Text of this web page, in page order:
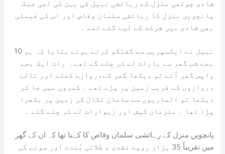
شادی چوتھی منزل کے رہائشی نبیل کی بہن کی تھی جبکہ
پانچویں منزل کا رہائشی سلمان وقاص اور اس کی فیملی
بھی شادی میں شرکت کے لیے گئے تھے ۔
نبیل نے ایکسپریس سے گفتگو کرتے ہوئے بتایا کہ ہم 10
بجے شب گھر سے بارات لے کر چلے گے تھے۔ رات ایک بجے
واپس گھر آئے تو دیکھا گھر کےدروازے کھلے اور تالے
دروازوں کے قریب زمین پر پڑے تھے ۔ کمروں میں جا کر
دیکھا تو الماریوں سے سامان نکال کر زمین پر بکھرا
پڑا تھا ۔ ملزمان کیش اور زیوارات لے کر چلے گئے ۔
پانچویں منزل کے رہائشی سلمان وقاص کا کہنا تھا کہ ان کے گھر
میں تقریباً 35 ہزار روپے نقدی ، طلائی بُندے اور سونے کی